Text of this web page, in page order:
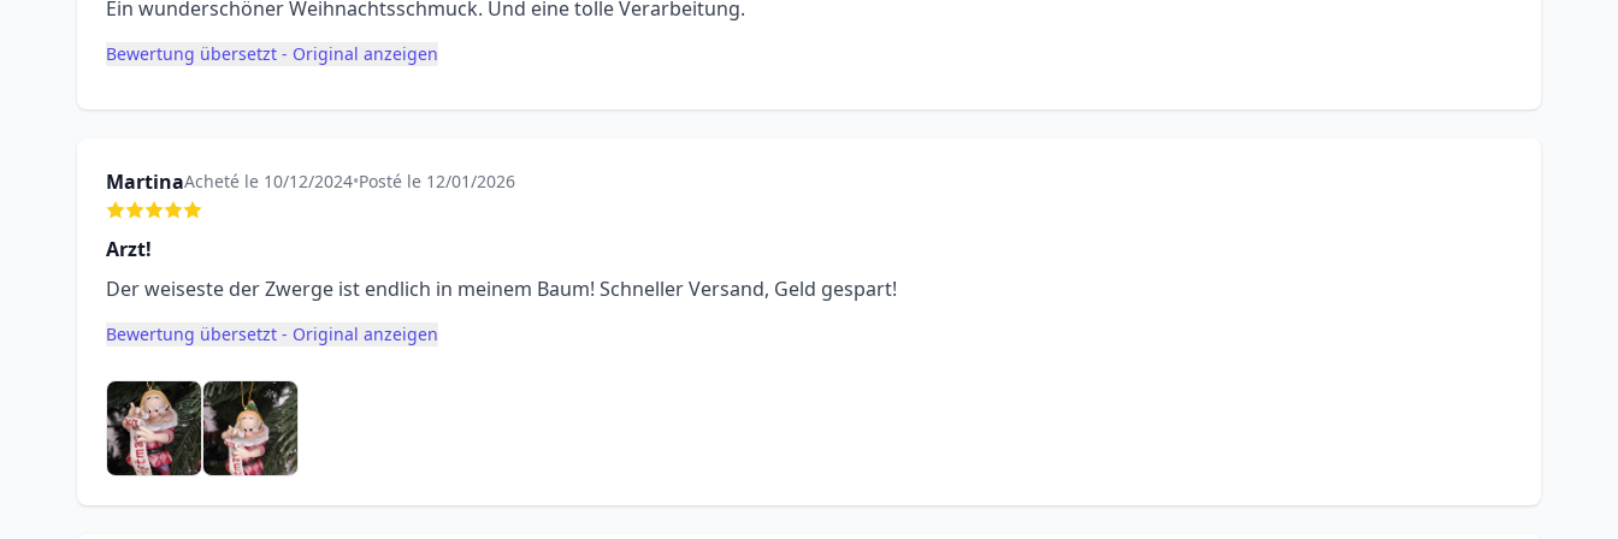
Ein wunderschöner Weihnachtsschmuck. Und eine tolle Verarbeitung.
Bewertung übersetzt - Original anzeigen
MartinaAcheté le 10/12/2024•Posté le 12/01/2026
Arzt!
Der weiseste der Zwerge ist endlich in meinem Baum! Schneller Versand, Geld gespart!
Bewertung übersetzt - Original anzeigen